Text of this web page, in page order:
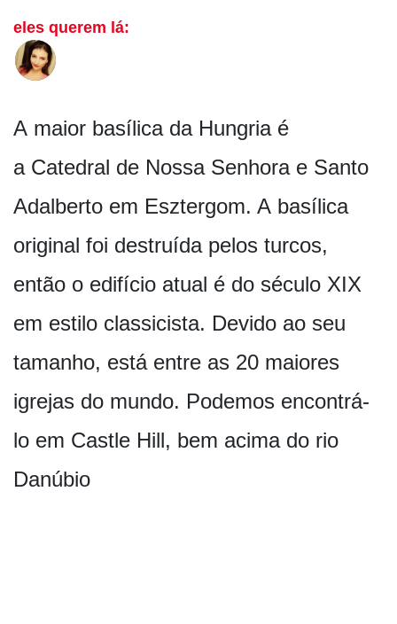
eles querem lá:
A maior basílica da Hungria é
a Catedral de Nossa Senhora e Santo
Adalberto em Esztergom. A basílica
original foi destruída pelos turcos,
então o edifício atual é do século XIX
em estilo classicista. Devido ao seu
tamanho, está entre as 20 maiores
igrejas do mundo. Podemos encontrá-
lo em Castle Hill, bem acima do rio
Danúbio